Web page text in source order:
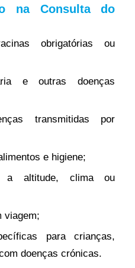
na Consulta do
obrigatórias ou
e outras doenças
transmitidas por
e higiene;
a altitude, clima ou
viagem;
para crianças,
doenças crónicas.